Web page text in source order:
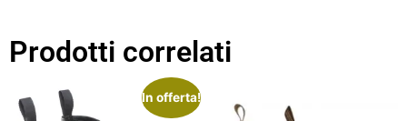
Prodotti correlati
In offerta!